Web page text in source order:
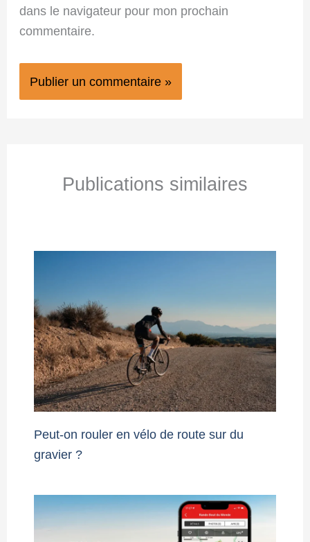
dans le navigateur pour mon prochain
commentaire.
Publications similaires
Peut-on rouler en vélo de route sur du
gravier ?